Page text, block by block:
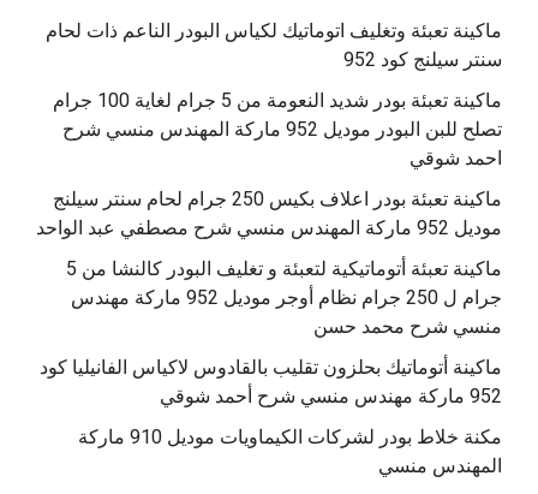
ماكينة تعبئة وتغليف اتوماتيك لكياس البودر الناعم ذات لحام
سنتر سيلنج كود 952
ماكينة تعبئة بودر شديد النعومة من 5 جرام لغاية 100 جرام
تصلح للبن البودر موديل 952 ماركة المهندس منسي شرح
احمد شوقي
ماكينة تعبئة بودر اعلاف بكيس 250 جرام لحام سنتر سيلنج
موديل 952 ماركة المهندس منسي شرح مصطفي عبد الواحد
ماكينة تعبئة أتوماتيكية لتعبئة و تغليف البودر كالنشا من 5
جرام ل 250 جرام نظام أوجر موديل 952 ماركة مهندس
منسي شرح محمد حسن
‫ماكينة أتوماتيك بحلزون تقليب بالقادوس لاكياس الفانيليا كود
مكنة خلاط بودر لشركات الكيماويات موديل 910 ماركة
المهندس منسي